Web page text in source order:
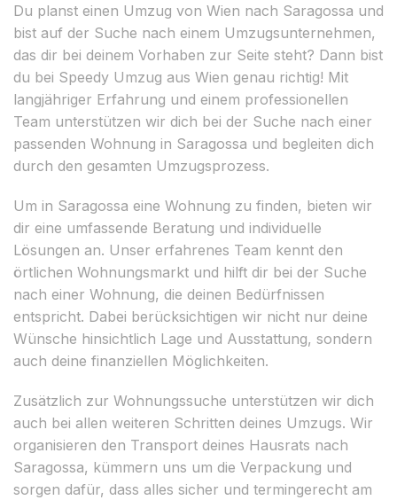
Du planst einen Umzug von Wien nach Saragossa und
bist auf der Suche nach einem Umzugsunternehmen,
das dir bei deinem Vorhaben zur Seite steht? Dann bist
du bei Speedy Umzug aus Wien genau richtig! Mit
langjähriger Erfahrung und einem professionellen
Team unterstützen wir dich bei der Suche nach einer
passenden Wohnung in Saragossa und begleiten dich
durch den gesamten Umzugsprozess.
Um in Saragossa eine Wohnung zu finden, bieten wir
dir eine umfassende Beratung und individuelle
Lösungen an. Unser erfahrenes Team kennt den
örtlichen Wohnungsmarkt und hilft dir bei der Suche
nach einer Wohnung, die deinen Bedürfnissen
entspricht. Dabei berücksichtigen wir nicht nur deine
Wünsche hinsichtlich Lage und Ausstattung, sondern
auch deine finanziellen Möglichkeiten.
Zusätzlich zur Wohnungssuche unterstützen wir dich
auch bei allen weiteren Schritten deines Umzugs. Wir
organisieren den Transport deines Hausrats nach
Saragossa, kümmern uns um die Verpackung und
sorgen dafür, dass alles sicher und termingerecht am